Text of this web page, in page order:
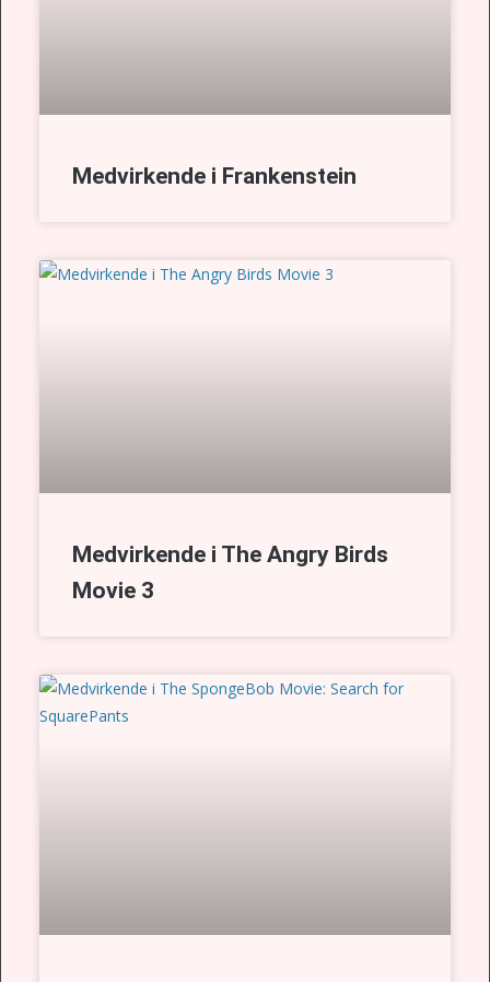
Medvirkende i Frankenstein
Medvirkende i The Angry Birds
Movie 3